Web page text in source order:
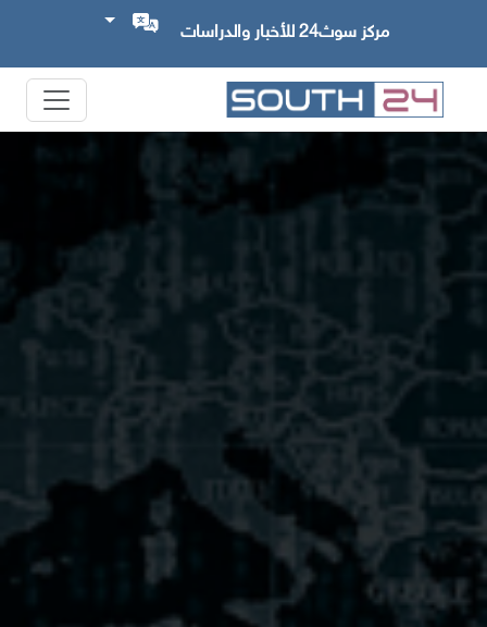
مركز سوث24 للأخبار والدراسات